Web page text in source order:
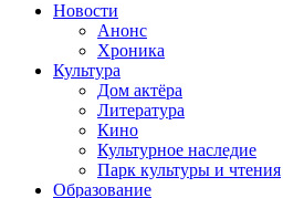
Новости
Анонс
Хроника
Культура
Дом актёра
Литература
Кино
Культурное наследие
Парк культуры и чтения
Образование